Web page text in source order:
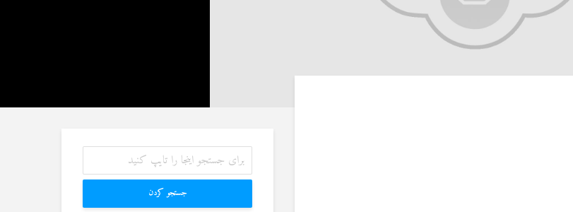
جستجو کردن
قصاص درباره او اجرا
4 جولای 2026
15 نمایش ها